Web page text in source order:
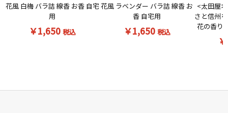
花風 白梅 バラ詰 線香 お香 自宅
用
￥1,650 税込
花風 ラベンダー バラ詰 線香 お
香 自宅用
￥1,650 税込
<太田屋
さと信州
花の香り